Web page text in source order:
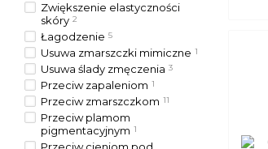
Zwiększenie elastyczności
skóry 2
Łagodzenie 5
Usuwa zmarszczki mimiczne 1
Usuwa ślady zmęczenia 3
Przeciw zapaleniom 1
Przeciw zmarszczkom 11
Przeciw plamom
pigmentacyjnym 1